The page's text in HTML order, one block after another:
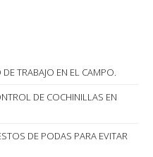
TRABAJO EN EL CAMPO.
DE COCHINILLAS EN
DE PODAS PARA EVITAR